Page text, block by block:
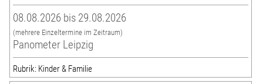
08.08.2026 bis 29.08.2026
(mehrere Einzeltermine im Zeitraum)
Panometer Leipzig
Rubrik: Kinder & Familie